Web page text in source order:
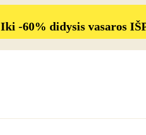
Iki -60% didysis vasaros